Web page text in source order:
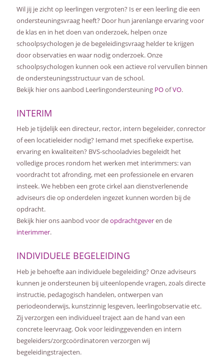
Wil jij je zicht op leerlingen vergroten? Is er een leerling die een
ondersteuningsvraag heeft? Door hun jarenlange ervaring voor
de klas en in het doen van onderzoek, helpen onze
schoolpsychologen je de begeleidingsvraag helder te krijgen
door observaties en waar nodig onderzoek. Onze
schoolpsychologen kunnen ook een actieve rol vervullen binnen
de ondersteuningsstructuur van de school.
Bekijk hier ons aanbod Leerlingondersteuning POofVO.
INTERIM
Heb je tijdelijk een directeur, rector, intern begeleider, conrector
of een locatieleider nodig? Iemand met specifieke expertise,
ervaring en kwaliteiten? BVS-schooladvies begeleidt het
volledige proces rondom het werken met interimmers: van
voordracht tot afronding, met een professionele en ervaren
insteek. We hebben een grote cirkel aan dienstverlenende
adviseurs die op onderdelen ingezet kunnen worden bij de
opdracht.
Bekijk hier ons aanbod voor deopdrachtgeveren de
interimmer.
INDIVIDUELE BEGELEIDING
Heb je behoefte aan individuele begeleiding? Onze adviseurs
kunnen je ondersteunen bij uiteenlopende vragen, zoals directe
instructie, pedagogisch handelen, ontwerpen van
periodeonderwijs, kunstzinnig lesgeven, leerlingobservatie etc.
Zij verzorgen een individueel traject aan de hand van een
concrete leervraag. Ook voor leidinggevenden en intern
begeleiders/zorgcoördinatoren verzorgen wij
begeleidingstrajecten.